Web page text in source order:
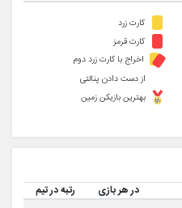
کارت زرد
کارت قرمز
اخراج با کارت زرد دوم
از دست دادن پنالتی
بهترین بازیکن زمین
در هر بازی
رتبه در تیم